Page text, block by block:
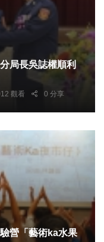
局長吳誌權順利
觀看 0 分享
營「藝術ka水果